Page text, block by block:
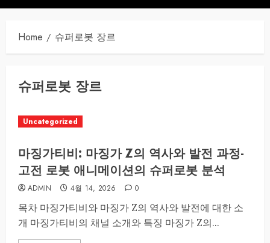
Menu
Home 슈퍼로봇 장르
슈퍼로봇 장르
Uncategorized
마징가티비: 마징가 Z의 역사와 발전 과정-
고전 로봇 애니메이션의 슈퍼로봇 분석
ADMIN 4월 14, 2026 0
목차 마징가티비와 마징가 Z의 역사와 발전에 대한 소
개 마징가티비의 채널 소개와 특징 마징가 Z의...